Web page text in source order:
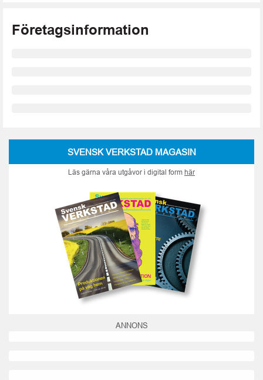
Företagsinformation
SVENSK VERKSTAD MAGASIN
Läs gärna våra utgåvor i digital form här
ANNONS